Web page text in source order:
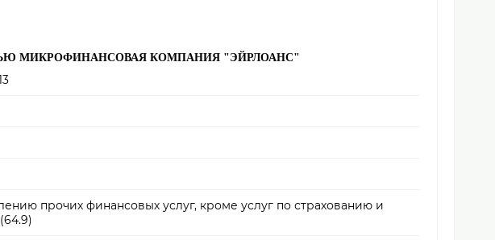
МИКРОФИНАНСОВАЯ КОМПАНИЯ "ЭЙРЛОАНС"
прочих финансовых услуг, кроме услуг по страхованию и